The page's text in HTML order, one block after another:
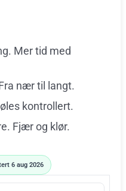
Mer tid med
nær til langt.
kontrollert.
Fjær og klør.
6 aug 2026